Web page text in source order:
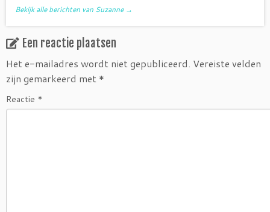
Bekijk alle berichten van Suzanne →
Een reactie plaatsen
Het e-mailadres wordt niet gepubliceerd. Vereiste velden
zijn gemarkeerd met *
Reactie *